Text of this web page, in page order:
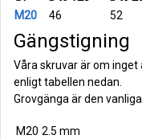
M20
46 52
Gängstigning
Våra skruvar är om
enligt tabellen nedan.
Grovgänga är den
M20 2.5 mm